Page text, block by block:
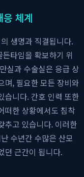
체계
생명과 직결됩니다.
타임을 확보하기 위
실과 수술실은 응급 상
며, 필요한 모든 장비와
습니다. 간호 인력 또한
떠한 상황에서도 침착
추고 있습니다. 이러한
수년간 수많은 산모
던 근간이 됩니다.